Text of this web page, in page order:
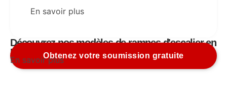
En savoir plus
Découvrez nos modèles de rampes d'escalier en
ligne
Obtenez votre soumission gratuite
En savoir plus